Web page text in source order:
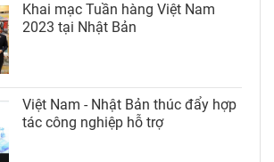
Khai mạc Tuần hàng Việt Nam
2023 tại Nhật Bản
Việt Nam - Nhật Bản thúc đẩy hợp
tác công nghiệp hỗ trợ